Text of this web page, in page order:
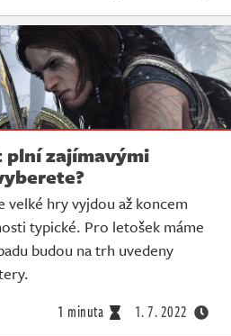
plní zajímavými
velké hry vyjdou až koncem
typické. Pro letošek máme
budou na trh uvedeny
1 minuta 1. 7. 2022